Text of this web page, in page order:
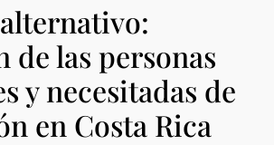
de las personas
y necesitadas de
en Costa Rica